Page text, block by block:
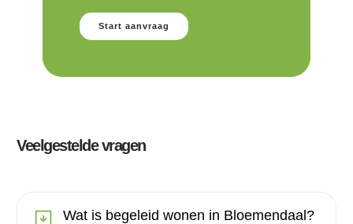
Start aanvraag
Veelgestelde vragen
Wat is begeleid wonen in Bloemendaal?